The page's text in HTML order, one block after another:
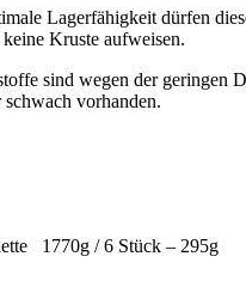
Lagerfähigkeit dürfen
Kruste aufweisen.
sind wegen der geringen
vorhanden.
1770g / 6 Stück – 295g